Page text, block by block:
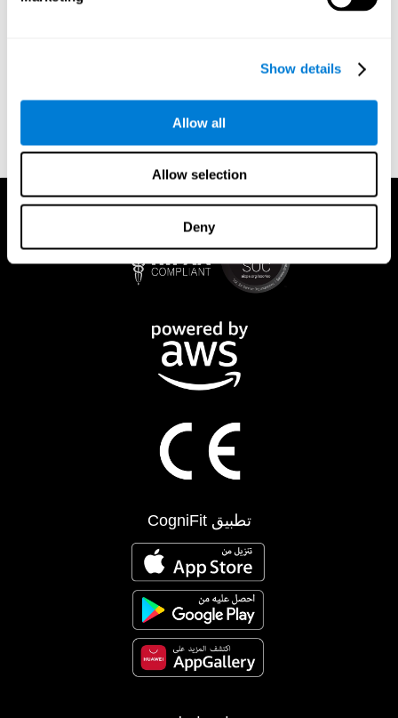
Show details
Allow all
Allow selection
Deny
4.العواقب القانونية
إذا كنت غير متأكد من أنك المالك الفعلي للحقوق أو المخول بالتصرف
نية أنه تمت إزالة المادة عن طريق الخطأ ، وأنك تفهم تداعيات تقديم
مطالبة كاذبة.
تطبيق CogniFit